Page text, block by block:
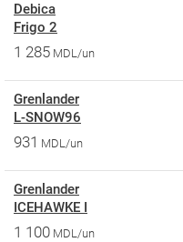
Debica
Frigo 2
1 285 MDL/un
Grenlander
L-SNOW96
931 MDL/un
Grenlander
ICEHAWKE I
1 100 MDL/un